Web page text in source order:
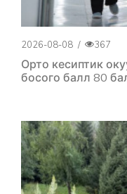
2026-08-08 / 367
Орто кесиптик
босого балл 80